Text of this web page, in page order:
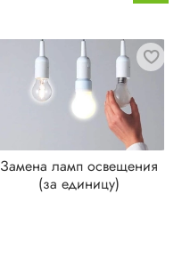
Замена ламп освещения
(за единицу)